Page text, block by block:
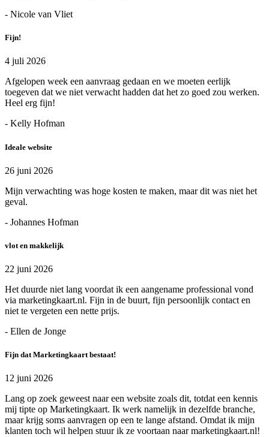
- Nicole van Vliet
Fijn!
4 juli 2026
Afgelopen week een aanvraag gedaan en we moeten eerlijk
toegeven dat we niet verwacht hadden dat het zo goed zou werken.
Heel erg fijn!
- Kelly Hofman
Ideale website
26 juni 2026
Mijn verwachting was hoge kosten te maken, maar dit was niet het
geval.
- Johannes Hofman
vlot en makkelijk
22 juni 2026
Het duurde niet lang voordat ik een aangename professional vond
via marketingkaart.nl. Fijn in de buurt, fijn persoonlijk contact en
niet te vergeten een nette prijs.
- Ellen de Jonge
Fijn dat Marketingkaart bestaat!
12 juni 2026
Lang op zoek geweest naar een website zoals dit, totdat een kennis
mij tipte op Marketingkaart. Ik werk namelijk in dezelfde branche,
maar krijg soms aanvragen op een te lange afstand. Omdat ik mijn
klanten toch wil helpen stuur ik ze voortaan naar marketingkaart.nl!